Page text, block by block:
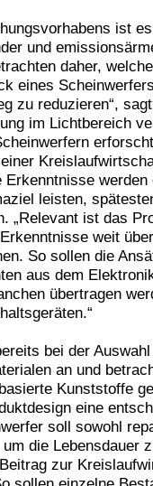
ist
und
daher,
eines
zu reduzieren“,
im Lichtbereich
Erkenntnisse
leisten,
„Relevant ist das
weit
So sollen die
aus dem
übertragen
bei der
an und
Kunststoffe
eine
soll sowohl
die Lebensdauer
zur